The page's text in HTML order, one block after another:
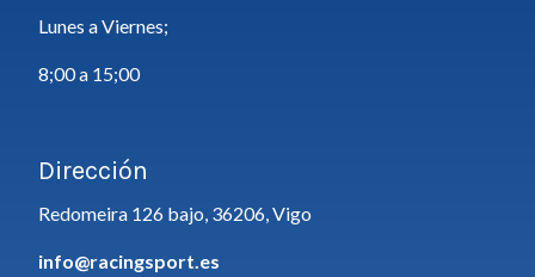
Lunes a Viernes;
8;00 a 15;00
Dirección
Redomeira 126 bajo, 36206, Vigo
info@racingsport.es